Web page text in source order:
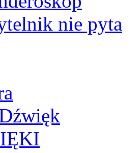
nie pyta